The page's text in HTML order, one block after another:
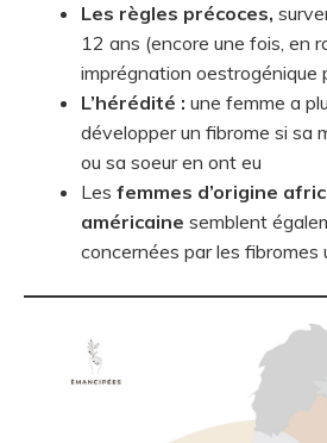
Les règles précoces,
12 ans (encore une fois, en
imprégnation oestrogénique
L’hérédité : une femme a
développer un fibrome si sa
ou sa soeur en ont eu
Les femmes d’origine
américaine semblent
concernées par les fibromes